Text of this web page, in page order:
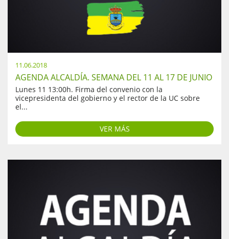
11.06.2018
AGENDA ALCALDÍA. SEMANA DEL 11 AL 17 DE JUNIO
Lunes 11 13:00h. Firma del convenio con la
vicepresidenta del gobierno y el rector de la UC sobre
el...
VER MÁS